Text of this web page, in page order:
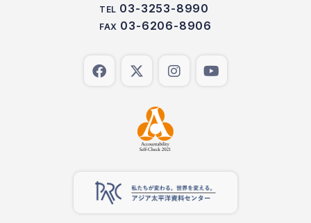
TEL 03-3253-8990
FAX 03-6206-8906